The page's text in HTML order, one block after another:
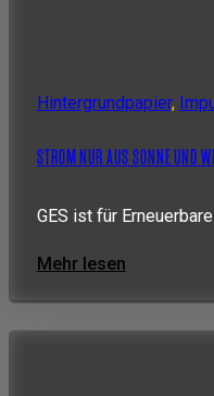
Hintergrundpapier,
STROM NUR AUS SONNE UND
GES ist für
Mehr lesen